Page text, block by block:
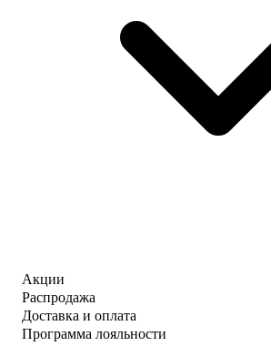
Акции
Распродажа
Доставка и оплата
Программа лояльности